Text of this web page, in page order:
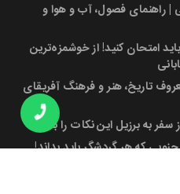
| راهنمای فصول، آب و هوا و
امتحان کنید! از خوشمزه‌ترین
بازدید از 15 موزه معروف تاریخ، هنر و فرهنگ آفریقای
به برزیل این نکات را بدانید!